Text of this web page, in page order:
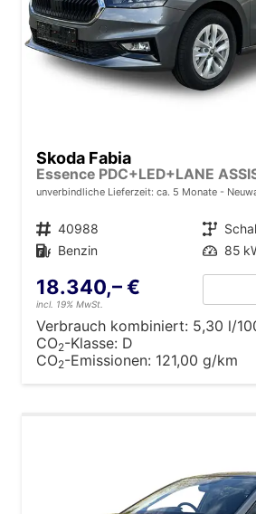
Skoda Fabia
Essence PDC+LED+LANE
unverbindliche Lieferzeit: ca. 5 Monate
Fahrzeugnr. 40988 Getriebe
Kraftstoff Benzin Leistung 85
18.340,– €
incl. 19% MwSt.
Verbrauch kombiniert: 5,30 l/
CO2-Klasse: D
CO2-Emissionen: 121,00 g/km